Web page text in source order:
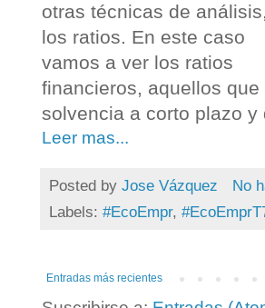
otras técnicas de
los ratios. En este caso
vamos a ver los ratios
financieros, aquellos
solvencia a corto plazo
Leer mas...
Posted by Jose Vázquez
No
Labels: #EcoEmpr,
Entradas más recientes